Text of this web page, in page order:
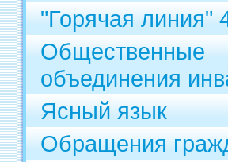
"Горячая линия"
Общественные
объединения
Ясный язык
Обращения